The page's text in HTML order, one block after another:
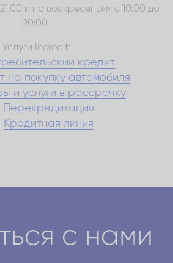
и по воскресеньям с 10:00 до
20:00.
Услуги Incredit:
кредит
на покупку автомобиля
и услуги в рассрочку
Перекредитация
Кредитная линия
с нами